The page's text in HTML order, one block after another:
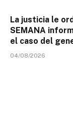
La justicia le
SEMANA
el caso del
04/08/2026